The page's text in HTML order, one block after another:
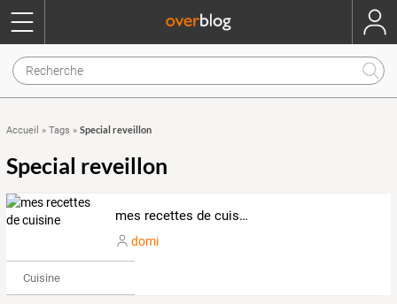
Accueil » Tags » Special reveillon
Special reveillon
mes recettes de cuisine
domi
Cuisine